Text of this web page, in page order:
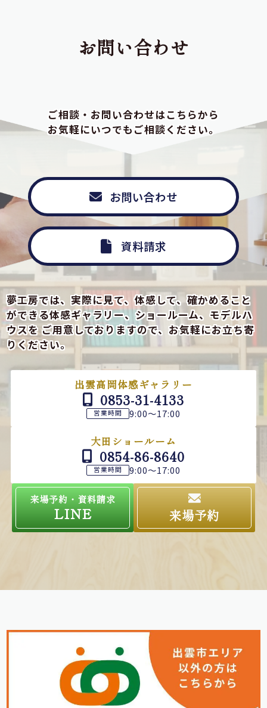
お問い合わせ
ご相談・お問い合わせはこちらから
お気軽にいつでもご相談ください。
お問い合わせ
資料請求
夢工房では、実際に見て、体感して、確かめること
ができる体感ギャラリー、ショールーム、モデルハ
ウスをご用意しておりますので、お気軽にお立ち寄
りください。
出雲高岡体感ギャラリー
0853-31-4133
営業時間 9:00～17:00
大田ショールーム
0854-86-8640
営業時間 9:00～17:00
来場予約・資料請求
LINE 来場予約